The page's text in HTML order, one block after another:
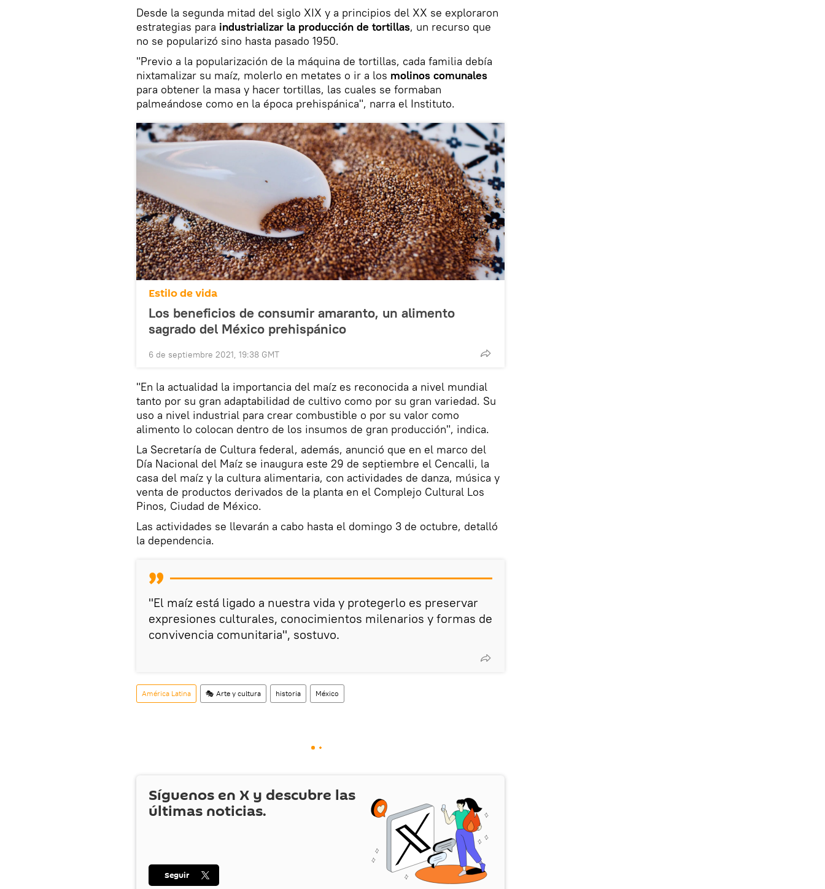
Desde la segunda mitad del siglo XIX y a principios del XX se exploraron
estrategias para industrializar la producción de tortillas, un recurso que
no se popularizó sino hasta pasado 1950.
"Previo a la popularización de la máquina de tortillas, cada familia debía
nixtamalizar su maíz, molerlo en metates o ir a los molinos comunales
para obtener la masa y hacer tortillas, las cuales se formaban
palmeándose como en la época prehispánica", narra el Instituto.
Estilo de vida
Los beneficios de consumir amaranto, un alimento
sagrado del México prehispánico
6 de septiembre 2021, 19:38 GMT
"En la actualidad la importancia del maíz es reconocida a nivel mundial
tanto por su gran adaptabilidad de cultivo como por su gran variedad. Su
uso a nivel industrial para crear combustible o por su valor como
alimento lo colocan dentro de los insumos de gran producción", indica.
La Secretaría de Cultura federal, además, anunció que en el marco del
Día Nacional del Maíz se inaugura este 29 de septiembre el Cencalli, la
casa del maíz y la cultura alimentaria, con actividades de danza, música y
venta de productos derivados de la planta en el Complejo Cultural Los
Pinos, Ciudad de México.
Las actividades se llevarán a cabo hasta el domingo 3 de octubre, detalló
la dependencia.
"El maíz está ligado a nuestra vida y protegerlo es preservar
expresiones culturales, conocimientos milenarios y formas de
convivencia comunitaria", sostuvo.
América Latina 🎭 Arte y cultura historia México
Síguenos en X y descubre las
últimas noticias.
Seguir